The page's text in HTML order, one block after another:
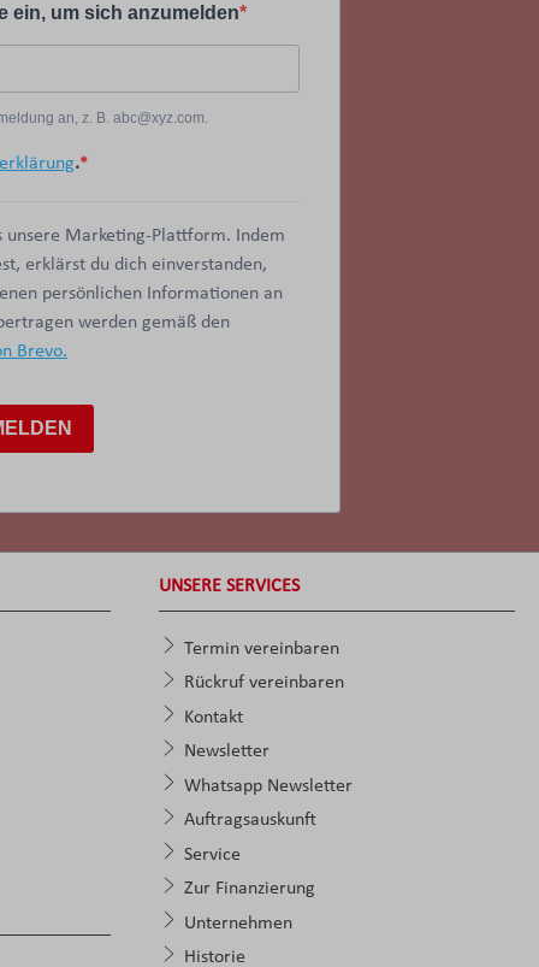
ein, um sich anzumelden
an, z. B. abc@xyz.com.
.
unsere Marketing-Plattform. Indem
erklärst du dich einverstanden,
persönlichen Informationen an
werden gemäß den
Brevo.
UNSERE SERVICES
Termin vereinbaren
Rückruf vereinbaren
Kontakt
Newsletter
Whatsapp Newsletter
Auftragsauskunft
Service
Zur Finanzierung
Unternehmen
Historie